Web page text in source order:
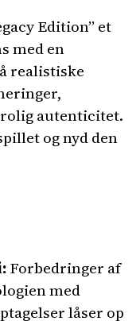
Edition” et
med en
realistiske
autenticitet.
og nyd den
Forbedringer af
med
låser op